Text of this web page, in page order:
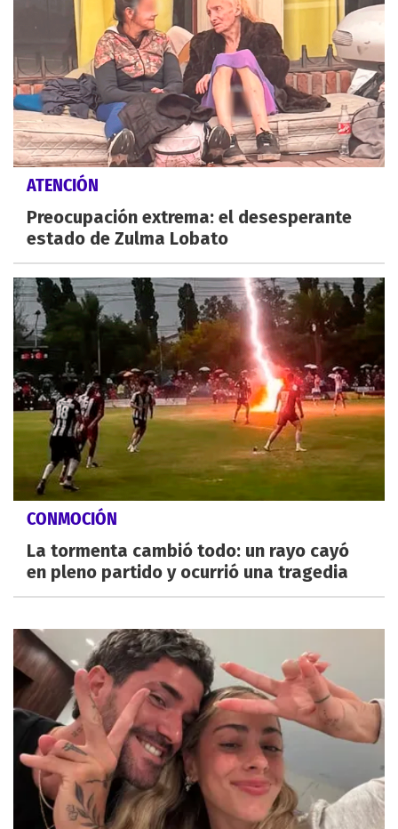
ATENCIÓN
Preocupación extrema: el desesperante
estado de Zulma Lobato
CONMOCIÓN
La tormenta cambió todo: un rayo cayó
en pleno partido y ocurrió una tragedia